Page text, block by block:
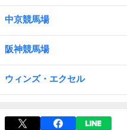
中京競馬場
阪神競馬場
ウィンズ・エクセル